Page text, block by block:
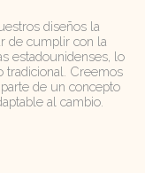
diseños la
de cumplir con la
estadounidenses, lo
tradicional. Creemos
de un concepto
al cambio.